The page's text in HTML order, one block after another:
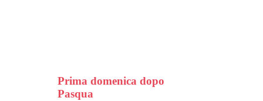
Prima domenica dopo
Pasqua